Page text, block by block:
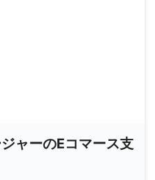
ャーのEコマース支